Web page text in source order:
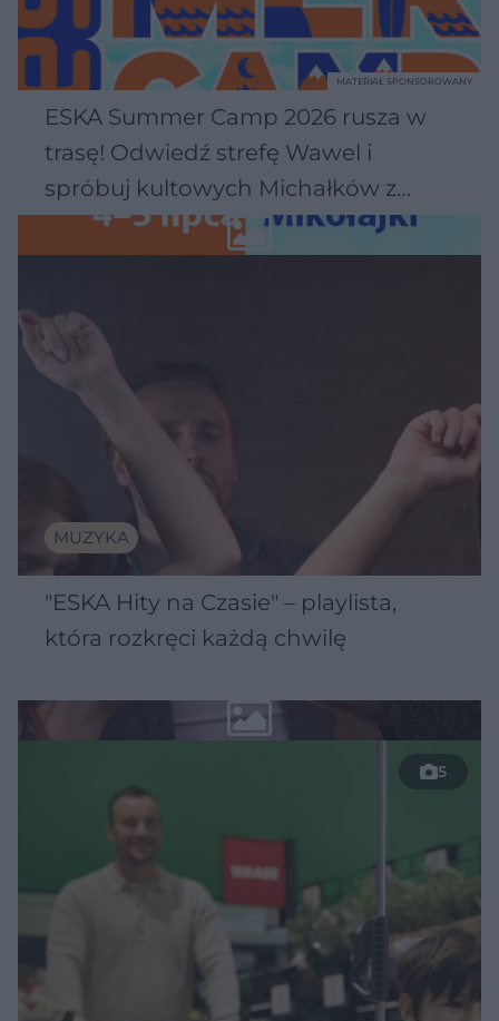
ESKA Summer Camp 2026 rusza w
trasę! Odwiedź strefę Wawel i
spróbuj kultowych Michałków z
Wawelu
MATERIAŁ SPONSOROWANY
MUZYKA
"ESKA Hity na Czasie" – playlista,
która rozkręci każdą chwilę
5